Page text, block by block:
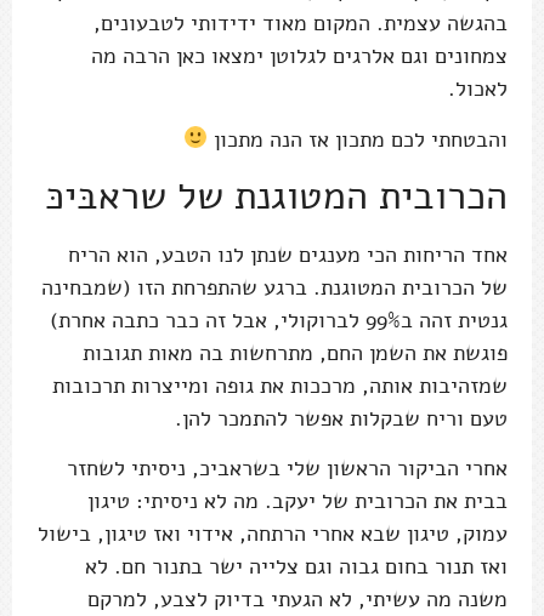
בהגשה עצמית. המקום מאוד ידידותי לטבעונים,
צמחונים וגם אלרגים לגלוטן ימצאו כאן הרבה מה
לאכול.
והבטחתי לכם מתכון אז הנה מתכון
הכרובית המטוגנת של שראבּיכּ
אחד הריחות הכי מענגים שנתן לנו הטבע, הוא הריח
של הכרובית המטוגנת. ברגע שהתפרחת הזו (שמבחינה
גנטית זהה ב99% לברוקולי, אבל זה כבר כתבה אחרת)
פוגשת את השמן החם, מתרחשות בה מאות תגובות
שמזהיבות אותה, מרככות את גופה ומייצרות תרכובות
טעם וריח שבקלות אפשר להתמכר להן.
אחרי הביקור הראשון שלי בשראביכ, ניסיתי לשחזר
בבית את הכרובית של יעקב. מה לא ניסיתי: טיגון
עמוק, טיגון שבא אחרי הרתחה, אידוי ואז טיגון, בישול
ואז תנור בחום גבוה וגם צלייה ישר בתנור חם. לא
משנה מה עשיתי, לא הגעתי בדיוק לצבע, למרקם